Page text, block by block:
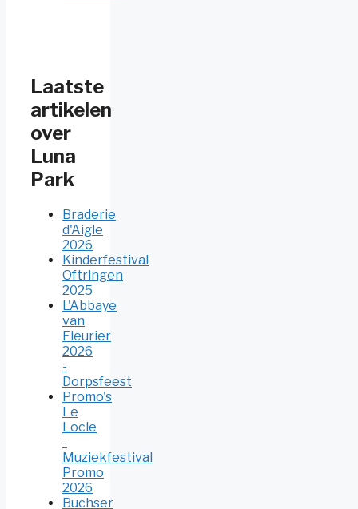
Laatste
artikelen
over
Luna
Park
Braderie
d'Aigle
2026
Kinderfestival
Oftringen
2025
L'Abbaye
van
Fleurier
2026
-
Dorpsfeest
Promo's
Le
Locle
-
Muziekfestival
Promo
2026
Buchser